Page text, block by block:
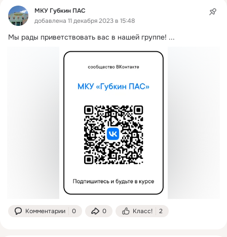
МКУ Губкин ПАС
добавлена 11 декабря 2023 в 15:48
Мы рады приветствовать вас в нашей группе! ...
Комментарии 0 0 Класс! 2